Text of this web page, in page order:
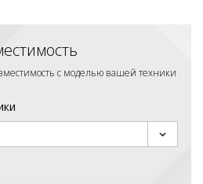
с моделью вашей техники